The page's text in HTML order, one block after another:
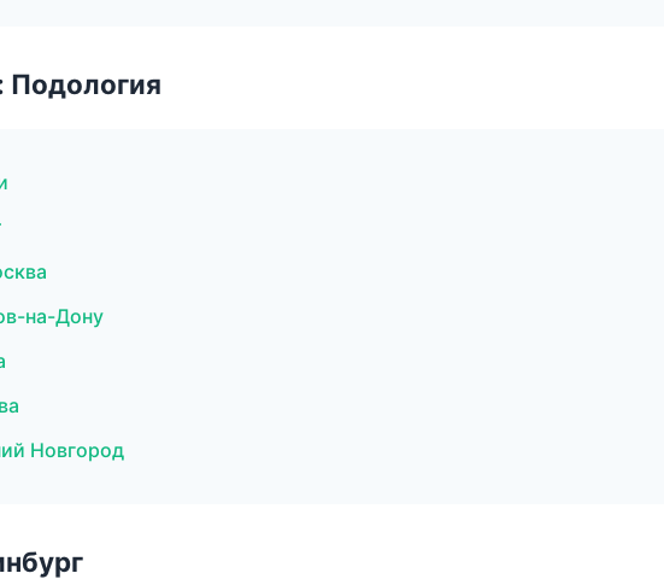
Подология
на-Дону
Новгород